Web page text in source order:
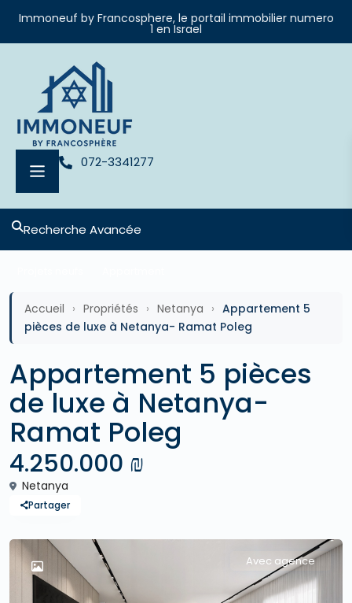
Immoneuf by Francosphere, le portail immobilier numero
1 en Israel
072-3341277
Recherche Avancée
Accueil › Propriétés › Netanya › Appartement 5
pièces de luxe à Netanya- Ramat Poleg
Appartement 5 pièces
de luxe à Netanya-
Ramat Poleg
4.250.000 ₪
Netanya
Partager
Avec agence